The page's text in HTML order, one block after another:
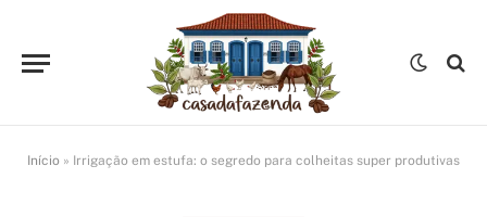
Início » Irrigação em estufa: o segredo para colheitas super produtivas